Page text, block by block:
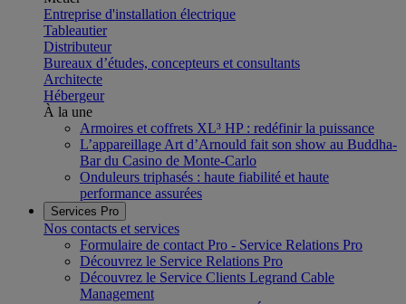
Entreprise d'installation électrique
Tableautier
Distributeur
Bureaux d’études, concepteurs et consultants
Architecte
Hébergeur
À la une
Armoires et coffrets XL³ HP : redéfinir la puissance
L’appareillage Art d’Arnould fait son show au Buddha-
Bar du Casino de Monte-Carlo
Onduleurs triphasés : haute fiabilité et haute
performance assurées
Services Pro
Nos contacts et services
Formulaire de contact Pro - Service Relations Pro
Découvrez le Service Relations Pro
Découvrez le Service Clients Legrand Cable
Management